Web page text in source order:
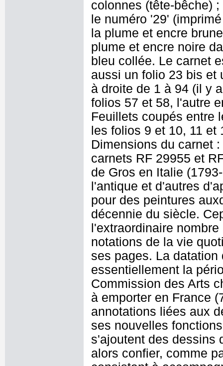
colonnes (tête-bêche)
le numéro '29'
la plume et encre
plume et encre noire
bleu collée. Le carnet
aussi un folio 23 bis et
à droite de 1 à 94 (il y
folios 57 et 58, l'autre
Feuillets coupés entre
les folios 9 et 10, 11
Dimensions du carnet
carnets RF 29955 et
de Gros en Italie
l'antique et d'autres
pour des peintures
décennie du siècle.
l'extraordinaire
notations de la vie
ses pages. La
essentiellement la
Commission des Arts
à emporter en France
annotations liées aux
ses nouvelles
s'ajoutent des dessins
alors confier, comme